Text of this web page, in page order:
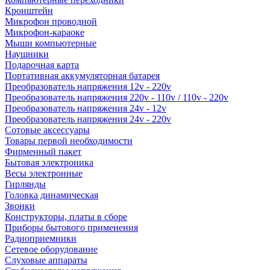
Кронштейн
Микрофон проводной
Микрофон-караоке
Мыши компьютерные
Наушники
Подарочная карта
Портативная аккумуляторная батарея
Преобразователь напряжения 12v - 220v
Преобразователь напряжения 220v - 110v / 110v - 220v
Преобразователь напряжения 24v - 12v
Преобразователь напряжения 24v - 220v
Сотовые аксессуары
Товары первой необходимости
Фирменный пакет
Бытовая электроника
Весы электронные
Гирлянды
Головка динамическая
Звонки
Конструкторы, платы в сборе
Приборы бытового применения
Радиоприемники
Сетевое оборудование
Слуховые аппараты